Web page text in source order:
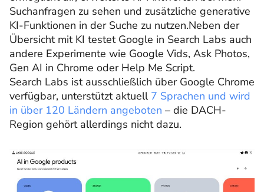
Suchanfragen zu sehen und zusätzliche generative
KI-Funktionen in der Suche zu nutzen.Neben der
Übersicht mit KI testet Google in Search Labs auch
andere Experimente wie Google Vids, Ask Photos,
Gen AI in Chrome oder Help Me Script.
Search Labs ist ausschließlich über Google Chrome
verfügbar, unterstützt aktuell 7 Sprachen und wird
in über 120 Ländern angeboten – die DACH-
Region gehört allerdings nicht dazu.